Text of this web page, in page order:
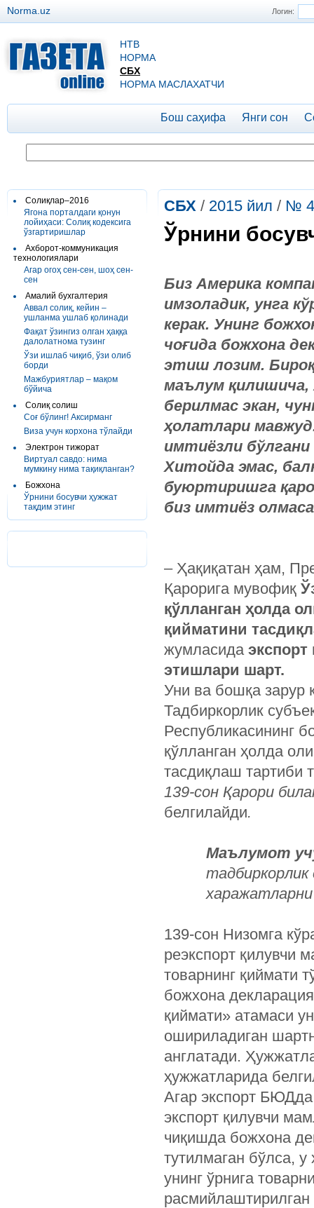
Логин:
Norma.uz
НТВ
НОРМА
СБХ
НОРМА МАСЛАХАТЧИ
Бош саҳифа Янги сон
Солиқлар–2016
Ягона порталдаги қонун
лойиҳаси: Солиқ кодексига
ўзгартиришлар
Ахборот-коммуникация
технологиялари
Агар огоҳ сен-сен, шоҳ сен-
сен
Амалий бухгалтерия
Аввал солиқ, кейин –
ушланма ушлаб қолинади
Фақат ўзингиз олган ҳаққа
далолатнома тузинг
Ўзи ишлаб чиқиб, ўзи олиб
борди
Мажбуриятлар – мақом
бўйича
Солиқ солиш
Соғ бўлинг! Аксирманг
Виза учун корхона тўлайди
Электрон тижорат
Виртуал савдо: нима
мумкину нима тақиқланган?
Божхона
Ўрнини босувчи ҳужжат
тақдим этинг
СБХ / 2015 йил / №
Ўрнини
Биз Америка
имзоладик, унга
керак. Унинг
чоғида божхона
этиш лозим.
маълум
берилмас экан,
ҳолатлари
имтиёзли бўлгани
Хитойда эмас,
буюртиришга
биз имтиёз
– Ҳақиқатан ҳам,
Қарорига мувофиқ
қўлланган ҳолда
қийматини
жумласида
этишлари шарт.
Уни ва бошқа зарур
Тадбиркорлик
Республикасининг
қўлланган ҳолда
тасдиқлаш тартиби
139-сон Қарори
белгилайди.
Маълумот
тадбиркорлик
139-сон Низомга
реэкспорт қилувчи
товарнинг қиймати
божхона
қиймати» атамаси
ошириладиган
англатади.
ҳужжатларида
Агар экспорт БЮДда
экспорт қилувчи
чиқишда божхона
тутилмаган бўлса,
унинг ўрнига